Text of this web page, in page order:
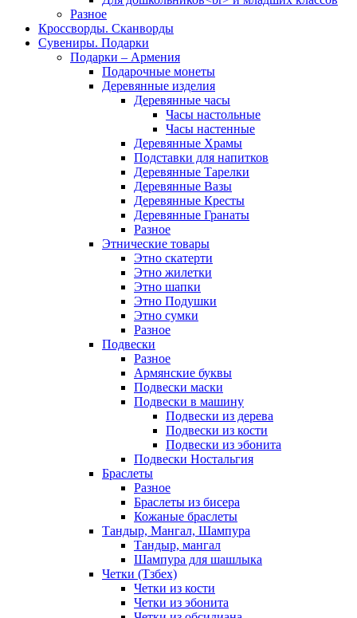
Разное
Кроссворды. Сканворды
Сувениры. Подарки
Подарки – Армения
Подарочные монеты
Деревянные изделия
Деревянные часы
Часы настольные
Часы настенные
Деревянные Храмы
Подставки для напитков
Деревянные Тарелки
Деревянные Вазы
Деревянные Кресты
Деревянные Гранаты
Разное
Этнические товары
Этно скатерти
Этно жилетки
Этно шапки
Этно Подушки
Этно сумки
Разное
Подвески
Разное
Армянские буквы
Подвески маски
Подвески в машину
Подвески из дерева
Подвески из кости
Подвески из эбонита
Подвески Ностальгия
Браслеты
Разное
Браслеты из бисера
Кожаные браслеты
Тандыр, Мангал, Шампура
Тандыр, мангал
Шампура для шашлыка
Четки (Тзбех)
Четки из кости
Четки из эбонита